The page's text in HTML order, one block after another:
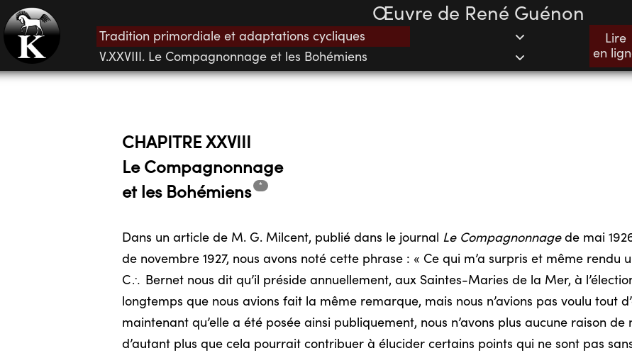
Œuvre de René Guénon
Tradition primordiale et adaptations cycliques
V.XXVIII. Le Compagnonnage et les Bohémiens
Lire
en
CHAPITRE XXVIII
Le Compagnonnage
et les Bohémiens *
Dans un article de M. G. Milcent, publié dans le journal Le Compagnonnagede mai
de novembre 1927, nous avons noté cette phrase : « Ce qui m’a surpris et même rendu
C/
Bernet nous dit qu’il préside annuellement, aux Saintes-Maries de la Mer, à
longtemps que nous avions fait la même remarque, mais nous n’avions pas voulu tout
maintenant qu’elle a été posée ainsi publiquement, nous n’avons plus aucune raison
d’autant plus que cela pourrait contribuer à élucider certains points qui ne sont pas